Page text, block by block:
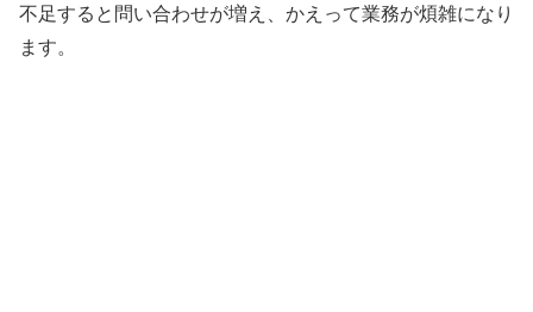
不足すると問い合わせが増え、かえって業務が煩雑になり
ます。